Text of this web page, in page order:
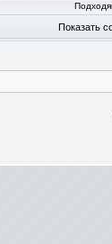
Показать